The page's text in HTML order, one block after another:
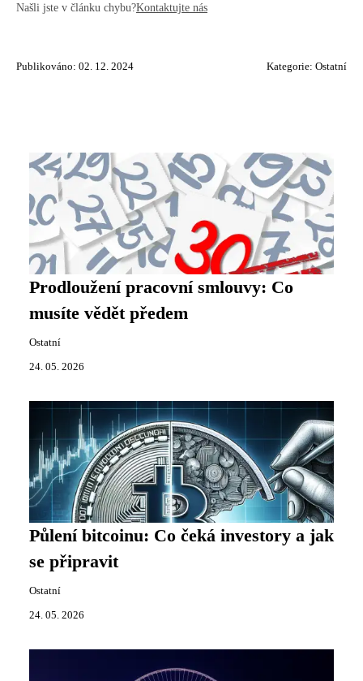
Našli jste v článku chybu?Kontaktujte nás
Publikováno: 02. 12. 2024 Kategorie: Ostatní
Prodloužení pracovní smlouvy: Co
musíte vědět předem
Ostatní
24. 05. 2026
Půlení bitcoinu: Co čeká investory a jak
se připravit
Ostatní
24. 05. 2026